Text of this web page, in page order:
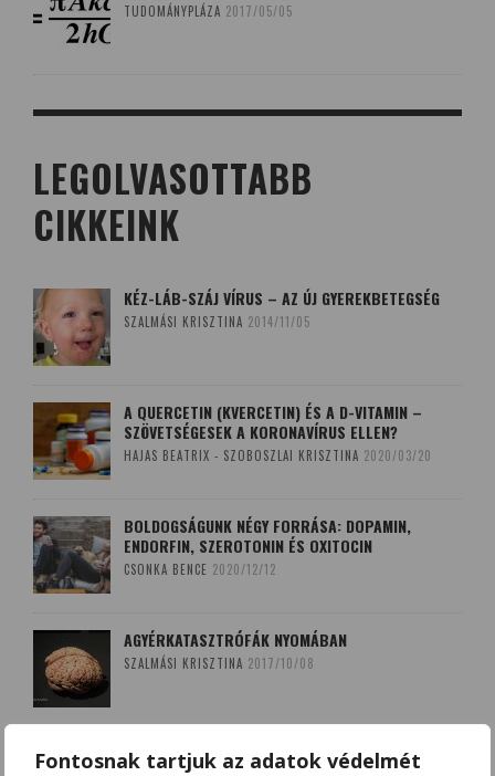
Fontosnak tartjuk az adatok védelmét
TUDOMÁNYPLÁZA 2017/05/05
LEGOLVASOTTABB
CIKKEINK
KÉZ-LÁB-SZÁJ VÍRUS – AZ ÚJ GYEREKBETEGSÉG
SZALMÁSI KRISZTINA 2014/11/05
A QUERCETIN (KVERCETIN) ÉS A D-VITAMIN –
SZÖVETSÉGESEK A KORONAVÍRUS ELLEN?
HAJAS BEATRIX - SZOBOSZLAI KRISZTINA 2020/03/20
BOLDOGSÁGUNK NÉGY FORRÁSA: DOPAMIN,
ENDORFIN, SZEROTONIN ÉS OXITOCIN
CSONKA BENCE 2020/12/12
AGYÉRKATASZTRÓFÁK NYOMÁBAN
SZALMÁSI KRISZTINA 2017/10/08
A LEKOPOGÁS BABONÁJA